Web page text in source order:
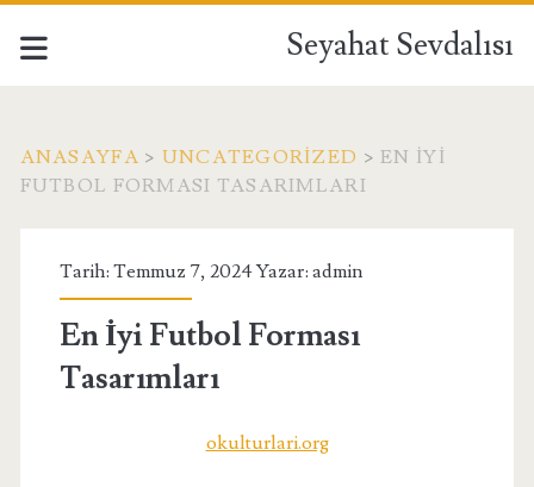
Seyahat Sevdalısı
ANASAYFA > UNCATEGORIZED >EN İYI
FUTBOL FORMASI TASARIMLARI
Tarih: Temmuz 7, 2024 Yazar: admin
En İyi Futbol Forması
Tasarımları
okulturlari.org